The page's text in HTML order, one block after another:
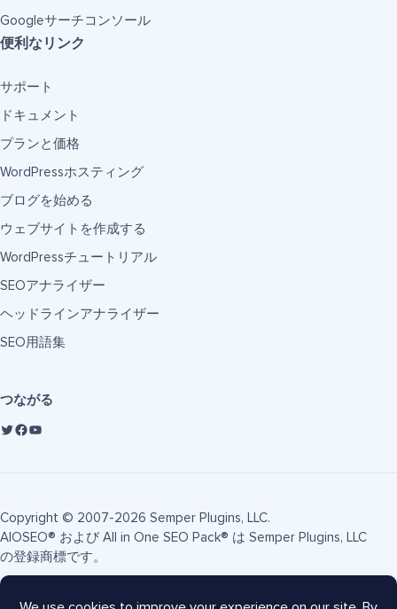
Googleサーチコンソール
便利なリンク
サポート
ドキュメント
プランと価格
WordPressホスティング
ブログを始める
ウェブサイトを作成する
WordPressチュートリアル
SEOアナライザー
ヘッドラインアナライザー
SEO用語集
つながる
Copyright © 2007-2026 Semper Plugins, LLC.
AIOSEO® および All in One SEO Pack® は Semper Plugins, LLC
の登録商標です。
利用規約 プライバシーポリシー FTC開示 サイトマップ